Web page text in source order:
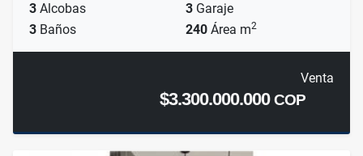
3 Alcobas 3 Garaje
3 Baños 240 Área m2
Venta
$3.300.000.000COP